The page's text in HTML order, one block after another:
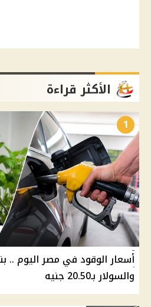
الأكثر قراءة
1
والسولار بـ20.50 جنيه